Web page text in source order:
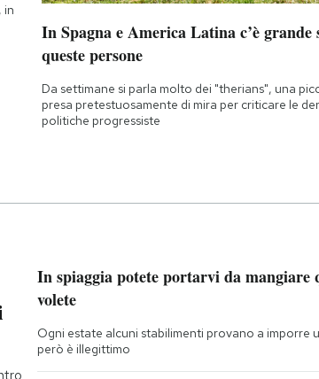
in
In Spagna e America Latina c’è grande
queste persone
Da settimane si parla molto dei "therians", una
presa pretestuosamente di mira per criticare le
politiche progressiste
In spiaggia potete portarvi da mangiare
volete
Ogni estate alcuni stabilimenti provano a imporre
però è illegittimo